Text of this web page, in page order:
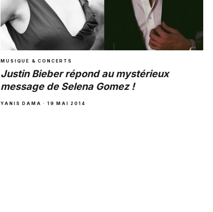
MUSIQUE & CONCERTS
Justin Bieber répond au mystérieux
message de Selena Gomez !
YANIS DAMA · 19 MAI 2014